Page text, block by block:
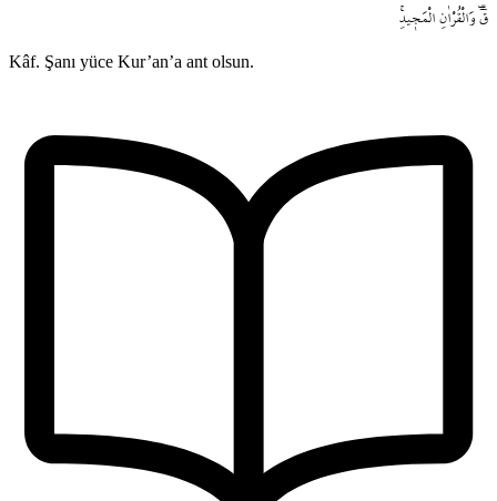
قٓ۠ وَالْقُرْاٰنِ الْمَج۪يدِۚ
Kâf. Şanı yüce Kur’an’a ant olsun.